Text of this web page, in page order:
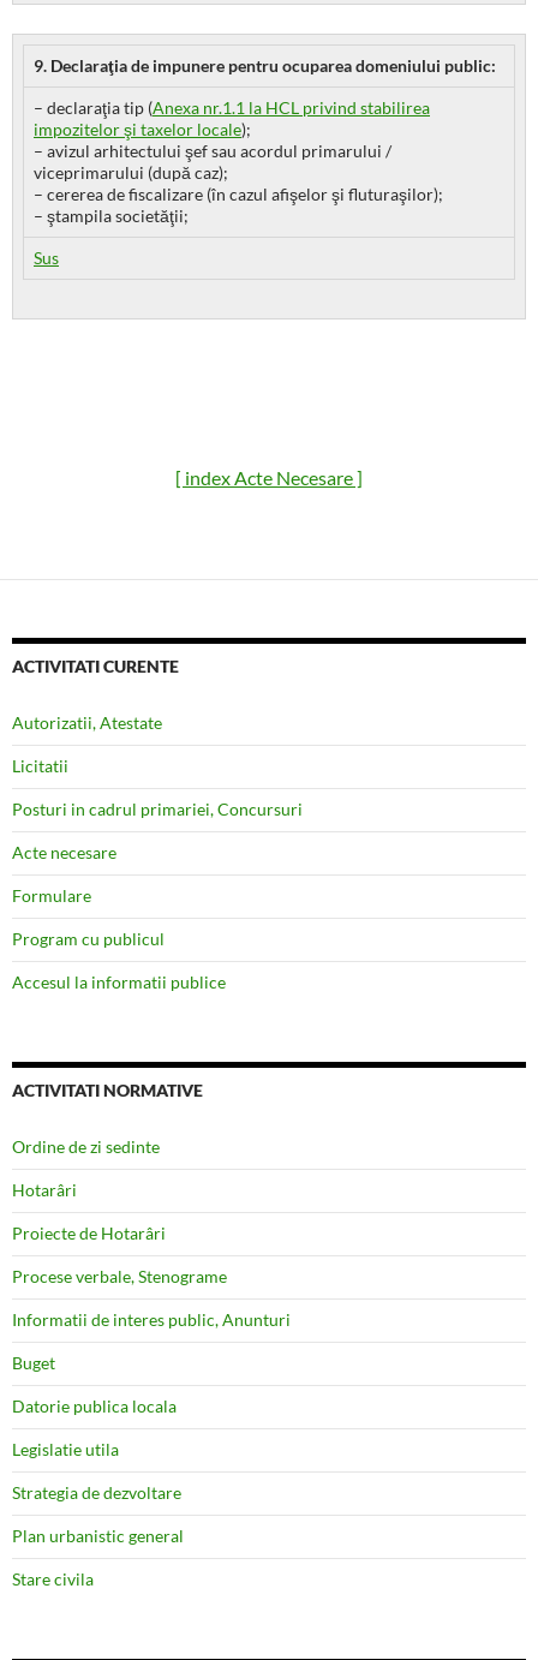
9. Declaraţia de impunere pentru ocuparea domeniului public:
– declaraţia tip (Anexa nr.1.1 la HCL privind stabilirea
impozitelor şi taxelor locale);
– avizul arhitectului şef sau acordul primarului /
viceprimarului (după caz);
– cererea de fiscalizare (în cazul afişelor şi fluturaşilor);
– ştampila societăţii;
Sus
[ index Acte Necesare ]
ACTIVITATI CURENTE
Autorizatii, Atestate
Licitatii
Posturi in cadrul primariei, Concursuri
Acte necesare
Formulare
Program cu publicul
Accesul la informatii publice
ACTIVITATI NORMATIVE
Ordine de zi sedinte
Hotarâri
Proiecte de Hotarâri
Procese verbale, Stenograme
Informatii de interes public, Anunturi
Buget
Datorie publica locala
Legislatie utila
Strategia de dezvoltare
Plan urbanistic general
Stare civila